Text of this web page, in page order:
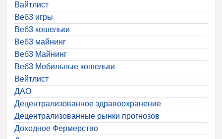
Вайтлист
Веб3 игры
Веб3 кошельки
Веб3 майнинг
Веб3 Майнинг
Веб3 Мобильные кошельки
Вейтлист
ДАО
Децентрализованное здравоохранение
Децентрализованные рынки прогнозов
Доходное Фермерство